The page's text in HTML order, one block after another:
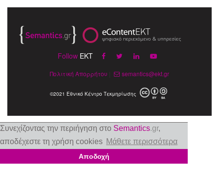
Συνεχίζοντας την περιήγηση στο Semantics.gr,
αποδέχεστε τη χρήση cookies Μάθετε περισσότερα
Αποδοχή
Follow EKT
Πολιτική Απορρήτου semantics@ekt.gr
©2021 Εθνικό Κέντρο Τεκμηρίωσης